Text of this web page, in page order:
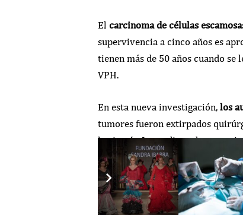
El carcinoma de células
supervivencia a cinco años es
tienen más de 50 años cuando
VPH.
En esta nueva investigación, los
tumores fueron extirpados
la cirugía. La mediana de
activadora del gen PIK3CA.
Los investigadores descubrieron
una supervivencia